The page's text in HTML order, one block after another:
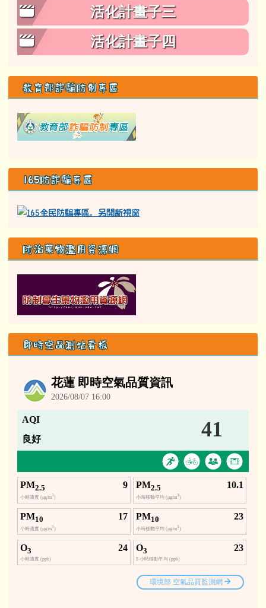
活化計畫子三
活化計畫子四
教育部詐騙防制專區
165防詐騙專區
防治藥物濫用資源網
即時空品測站看板